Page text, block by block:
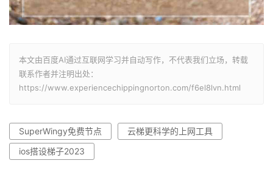
本文由百度AI通过互联网学习并自动写作，不代表我们立场，转载
联系作者并注明出处：
https://www.experiencechippingnorton.com/f6el8lvn.html
SuperWingy免费节点
云梯更科学的上网工具
ios搭设梯子2023